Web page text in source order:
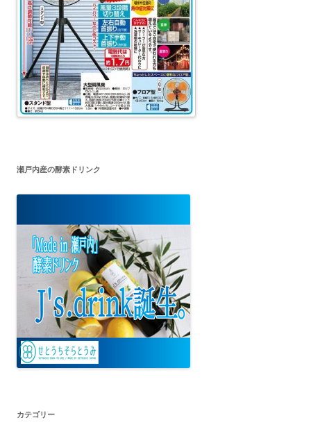
瀬戸内産の酵素ドリンク
カテゴリー